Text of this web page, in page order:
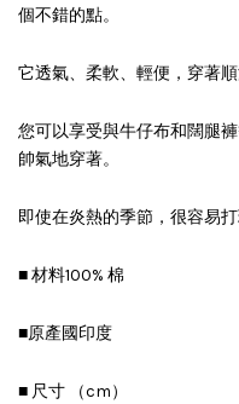
個不錯的點。
它透氣、柔軟、輕便，穿著
您可以享受與牛仔布和闊腿
帥氣地穿著。
即使在炎熱的季節，很容易打
■ 材料100% 棉
■原產國印度
■ 尺寸 （cm）